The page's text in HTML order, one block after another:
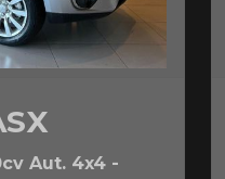
Aut. 4x4 -